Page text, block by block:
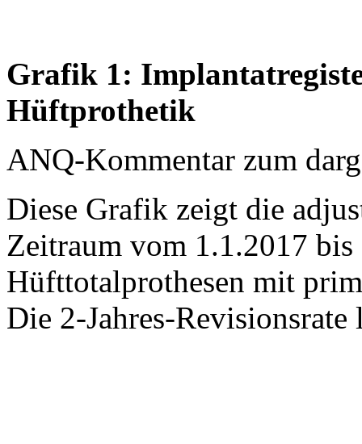
Grafik 1:
Hüftprothetik
ANQ-Kommentar zum
Diese Grafik zeigt die
Zeitraum vom 1.1.2017
Hüfttotalprothesen mit
Die 2-Jahres-